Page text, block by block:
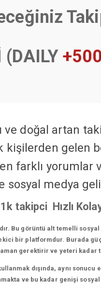
(DAILY
ve doğal artan
kişilerden gelen
farklı yorumlar
sosyal medya
takipci Hızlı
Bu görüntü alt temelli
bir platformdur. Burada
gerektirir ve yeteri kadar
dışında, aynı
ve bu kadar genişi